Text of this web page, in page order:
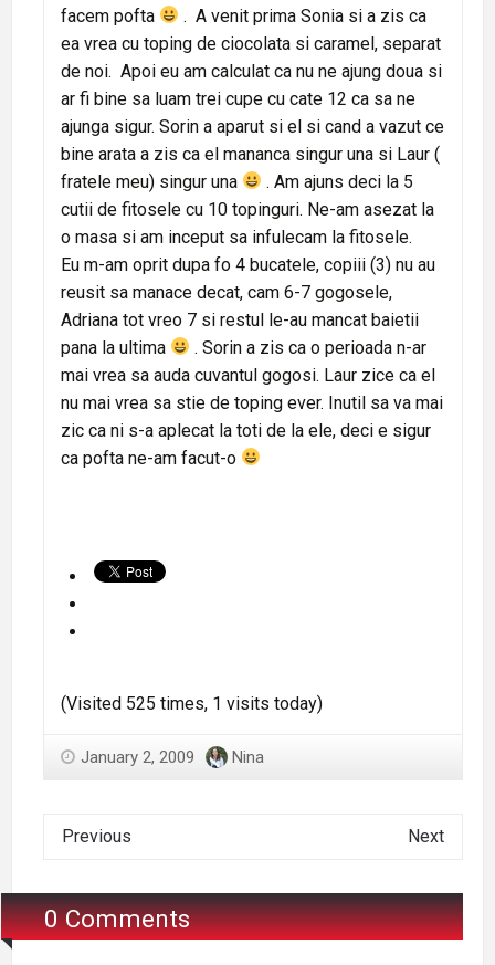
facem pofta
. A venit prima Sonia si a zis ca
ea vrea cu toping de ciocolata si caramel, separat
de noi. Apoi eu am calculat ca nu ne ajung doua si
ar fi bine sa luam trei cupe cu cate 12 ca sa ne
ajunga sigur. Sorin a aparut si el si cand a vazut ce
bine arata a zis ca el mananca singur una si Laur (
fratele meu) singur una
. Am ajuns deci la 5
cutii de fitosele cu 10 topinguri. Ne-am asezat la
o masa si am inceput sa infulecam la fitosele.
Eu m-am oprit dupa fo 4 bucatele, copiii (3) nu au
reusit sa manace decat, cam 6-7 gogosele,
Adriana tot vreo 7 si restul le-au mancat baietii
pana la ultima
. Sorin a zis ca o perioada n-ar
mai vrea sa auda cuvantul gogosi. Laur zice ca el
nu mai vrea sa stie de toping ever. Inutil sa va mai
zic ca ni s-a aplecat la toti de la ele, deci e sigur
ca pofta ne-am facut-o
(Visited 525 times, 1 visits today)
January 2, 2009 Nina
Previous Next
0 Comments